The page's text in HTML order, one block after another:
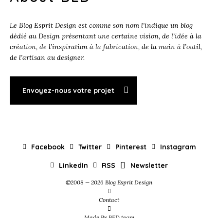
Le Blog Esprit Design est comme son nom l’indique un blog
dédié au Design présentant une certaine vision, de l’idée à la
création, de l’inspiration à la fabrication, de la main à l’outil,
de l’artisan au designer.
Envoyez-nous votre projet
Facebook Twitter Pinterest Instagram
LinkedIn RSS Newsletter
©2008 — 2026 Blog Esprit Design
Contact